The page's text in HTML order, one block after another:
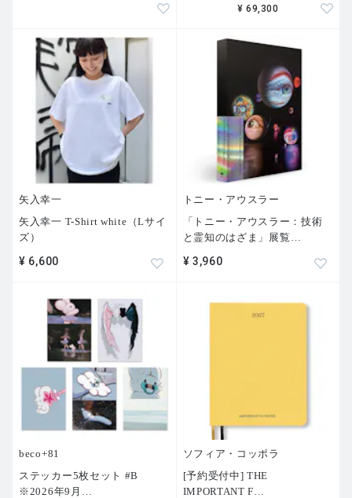
¥ 69,300
矢入幸一
矢入幸一 T-Shirt white（Lサイ
ズ）
¥ 6,600
トニー・アウスラー
「トニー・アウスラー：技術
と霊知のはざま」展覧 …
¥ 3,960
beco+81
ステッカー5枚セット #B
※2026年9月
ソフィア・コッポラ
[予約受付中] THE
IMPORTANT F